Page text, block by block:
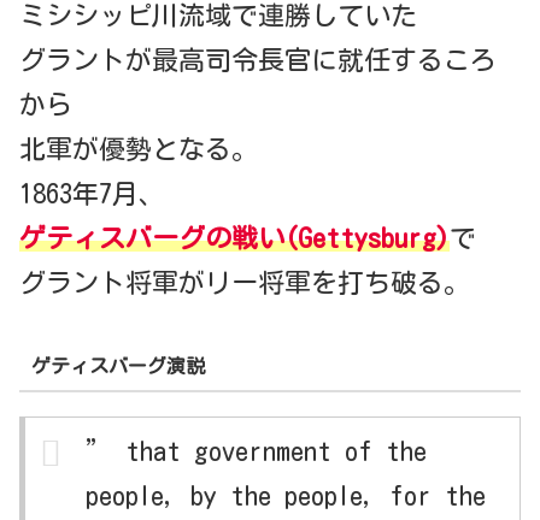
ミシシッピ川流域で連勝していた
グラントが最高司令長官に就任するころ
から
北軍が優勢となる。
1863年7月、
ゲティスバーグの戦い(Gettysburg)で
グラント将軍がリー将軍を打ち破る。
ゲティスバーグ演説
” that government of the
people, by the people, for the